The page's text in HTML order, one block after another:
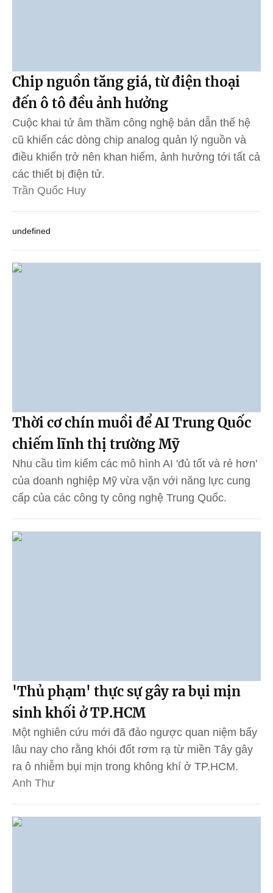
Chip nguồn tăng giá, từ điện thoại
đến ô tô đều ảnh hưởng
Cuộc khai tử âm thầm công nghệ bán dẫn thế hệ
cũ khiến các dòng chip analog quản lý nguồn và
điều khiển trở nên khan hiếm, ảnh hưởng tới tất cả
các thiết bị điện tử.
Trần Quốc Huy
undefined
Thời cơ chín muồi để AI Trung Quốc
chiếm lĩnh thị trường Mỹ
Nhu cầu tìm kiếm các mô hình AI 'đủ tốt và rẻ hơn'
của doanh nghiệp Mỹ vừa vặn với năng lực cung
cấp của các công ty công nghệ Trung Quốc.
'Thủ phạm' thực sự gây ra bụi mịn
sinh khối ở TP.HCM
Một nghiên cứu mới đã đảo ngược quan niệm bấy
lâu nay cho rằng khói đốt rơm rạ từ miền Tây gây
ra ô nhiễm bụi mịn trong không khí ở TP.HCM.
Anh Thư